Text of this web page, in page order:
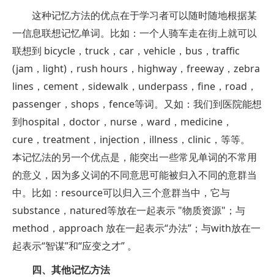
这种记忆方法的优点在于学习者可以随时随地根据某
一信息联想记忆单词。比如：一个人骑车走在街上就可以
联想到 bicycle，truck，car，vehicle，bus，traffic
(jam，light)，rush hours，highway，freeway，zebra
lines，cement，sidewalk，underpass，fine，road，
passenger，shops，fence等词。又如：我们到医院能想
到hospital，doctor，nurse，ward，medicine，
cure，treatment，injection，illness，clinic，等等。
本记忆法的另一个优点是，能突出一些常见单词的不常用
的意义，因为多义词的不同意思可能被归入不同的意群当
中。比如：resource可以归入三个意群当中，它与
substance，natured等放在一起表示 "物质资源"；与
method，approach 放在一起表示“办法”；与with放在一
起表示“智谋”和“应变之才” 。
四、其他记忆方法